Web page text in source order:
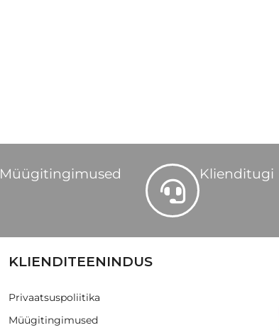
Müügitingimused Klienditugi
KLIENDITEENINDUS
Privaatsuspoliitika
Müügitingimused